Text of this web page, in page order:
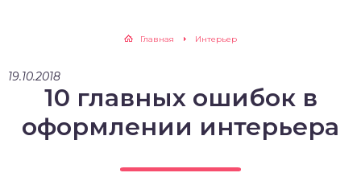
Главная Интерьер
19.10.2018
10 главных ошибок в
оформлении интерьера